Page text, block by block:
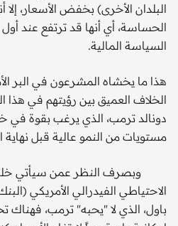
البلدان الأخرى) بخفض الأسعار، إلا
الحساسة، أي أنها قد ترتفع عند
السياسة المالية.
هذا ما يخشاه المشرعون في البر
الخلاف العميق بين رؤيتهم في هذا
دونالد ترمب، الذي يرغب بقوة في
مستويات من النمو عالية قبل نهاية
وبصرف النظر عمن سيأتي
الاحتياطي الفيدرالي الأمريكي
باول، الذي لا "يحبه" ترمب، فهناك